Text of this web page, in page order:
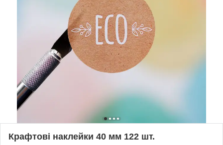
Крафтові наклейки 40 мм 122 шт.